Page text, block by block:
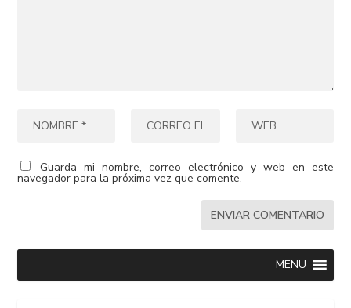
Guarda mi nombre, correo electrónico y web en este
navegador para la próxima vez que comente.
MENU